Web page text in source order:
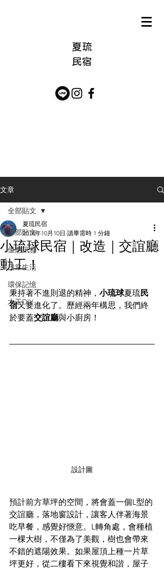
夏琉
​民宿
文章
全部貼文
優惠訊息
日常生活
環保記憶
木工DIY
全部貼文
小琉球民宿｜改造｜交誼廳
動工！
夏琉民宿
2018年10月10日 讀畢需時 1 分鐘
秉持著不進則退的精神， 小琉球夏琉民
宿又要進化了。歷經兩年構思，我們終
於要蓋交誼廳與小廚房！
設計圖
預計前方草坪的空間，將會蓋一個L型的
交誼廳，落地窗設計，讓客人伴著海景
吃早餐，感覺好愜意。L轉角處，會種植
一棵大樹，不僅為了美觀，樹也會帶來
不錯的遮陽效果。如果屋頂上種一片草
坪更好，從二樓看下來視覺和諧，屋子